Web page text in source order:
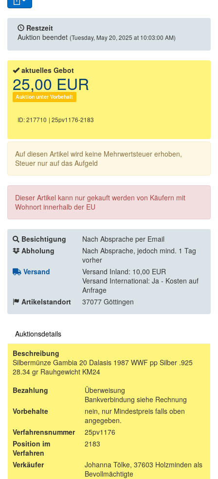
Restzeit
Auktion beendet (Tuesday, May 20, 2025 at 10:03:00 AM)
aktuelles Gebot
25,00 EUR
Auktion unter Vorbehalt
ID: 217710 | 25pv1176-2183
Auf diesen Artikel wird keine Mehrwertsteuer erhoben,
Steuer nur auf das Aufgeld
Dieser Artikel kann nur gekauft werden von Käufern mit
Wohnort innerhalb der EU
Besichtigung
Nach Absprache per Email
Abholung
Nach Absprache, jedoch mind. 1 Tag
vorher
Versand
Versand Inland: 10,00 EUR
Versand International: Ja - Kosten auf
Anfrage
Artikelstandort
37077 Göttingen
Auktionsdetails
Beschreibung
Silbermünze Gambia 20 Dalasis 1987 WWF pp Silber .925
28.34 gr Rauhgewicht KM24
Bezahlung
Überweisung
Bankverbindung siehe Rechnung
Vorbehalte
nein, nur Mindestpreis falls oben
angegeben.
Verfahrensnummer
25pv1176
Position im
Verfahren
2183
Verkäufer
Johanna Tölke, 37603 Holzminden als
Bevollmächtigte